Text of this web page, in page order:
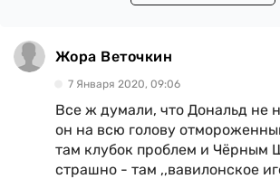
Жора Веточкин
7 Января 2020, 09:06
Все ж думали, что Дональд не
он на всю голову
там клубок проблем и Чёрным
страшно - там ,,вавилонское